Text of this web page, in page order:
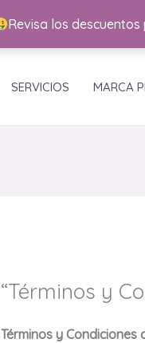
Revisa los
SERVICIOS MARCA
“Términos y
Términos y